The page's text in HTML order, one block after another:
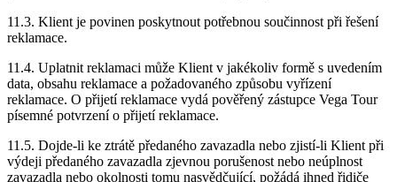
11.3. Klient je povinen poskytnout potřebnou součinnost při řešení
reklamace.
11.4. Uplatnit reklamaci může Klient v jakékoliv formě s uvedením
data, obsahu reklamace a požadovaného způsobu vyřízení
reklamace. O přijetí reklamace vydá pověřený zástupce Vega Tour
písemné potvrzení o přijetí reklamace.
11.5. Dojde-li ke ztrátě předaného zavazadla nebo zjistí-li Klient při
výdeji předaného zavazadla zjevnou porušenost nebo neúplnost
zavazadla nebo okolnosti tomu nasvědčující, požádá ihned řidiče